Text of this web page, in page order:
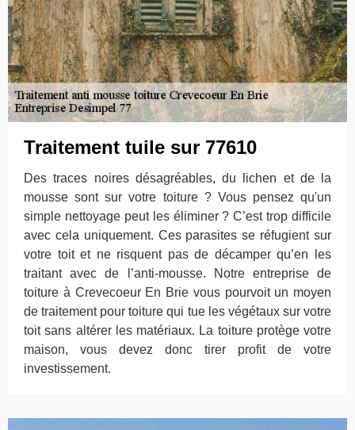
Traitement tuile sur 77610
Des traces noires désagréables, du lichen et de la
mousse sont sur votre toiture ? Vous pensez qu'un
simple nettoyage peut les éliminer ? C’est trop difficile
avec cela uniquement. Ces parasites se réfugient sur
votre toit et ne risquent pas de décamper qu’en les
traitant avec de l’anti-mousse. Notre entreprise de
toiture à Crevecoeur En Brie vous pourvoit un moyen
de traitement pour toiture qui tue les végétaux sur votre
toit sans altérer les matériaux. La toiture protège votre
maison, vous devez donc tirer profit de votre
investissement.